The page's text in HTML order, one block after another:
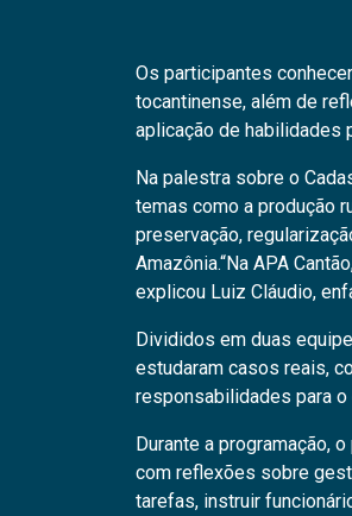
Os participantes
tocantinense, além de
aplicação de
Na palestra sobre o
temas como a produção
preservação,
Amazônia.“Na APA
explicou Luiz Cláudio,
Divididos em duas
estudaram casos reais,
responsabilidades para
Durante a programação,
com reflexões sobre
tarefas, instruir